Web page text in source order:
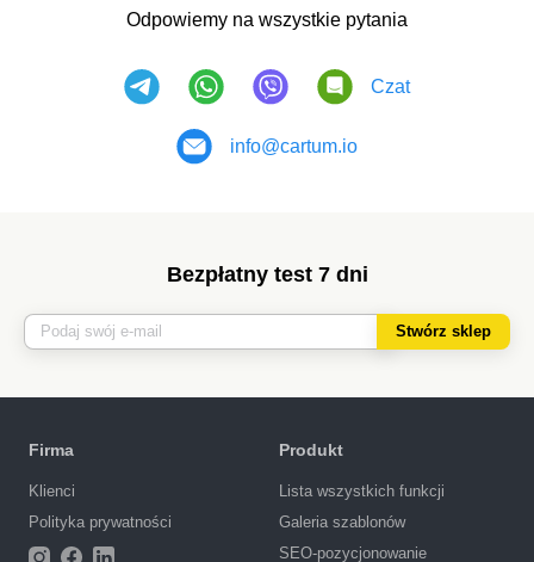
Odpowiemy na wszystkie pytania
Czat
info@cartum.io
Bezpłatny test 7 dni
Stwórz sklep
Firma
Klienci
Polityka prywatności
Produkt
Lista wszystkich funkcji
Galeria szablonów
SEO-pozycjonowanie